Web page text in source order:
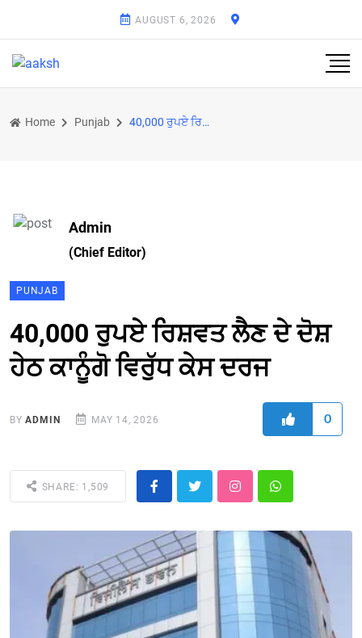
AUGUST 6, 2026
Home Punjab 40,000 ਰੁਪਏ ਰਿਸ਼ਵਤ ਲੈਣ ਦੇ ਦੋਸ਼ ਹੇਠ ਕਾਨੂੰਗੋ ਵਿਰੁੱਧ ਕੇਸ ਦਰਜ
Admin
(Chief Editor)
PUNJAB
40,000 ਰੁਪਏ ਰਿਸ਼ਵਤ ਲੈਣ ਦੇ ਦੋਸ਼
ਹੇਠ ਕਾਨੂੰਗੋ ਵਿਰੁੱਧ ਕੇਸ ਦਰਜ
BYADMIN MAY 14, 2026 0
SHARE: 1,509